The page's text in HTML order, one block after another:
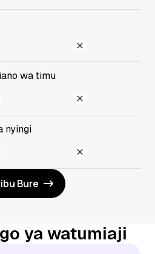
wa timu
nyingi
Bure
ya watumiaji